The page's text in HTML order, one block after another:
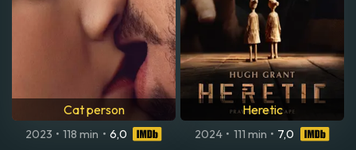
Cat person
2023 • 118 min • 6,0
Heretic
2024 • 111 min • 7,0